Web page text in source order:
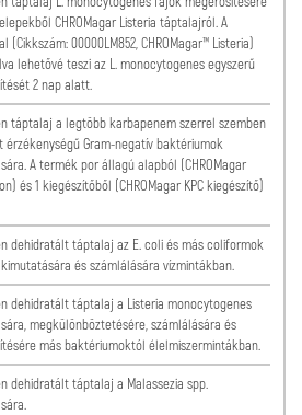
CHROMagar Listeria táptalajról. A
(Cikkszám: 00000LM852, CHROMagar™ Listeria)
lehetővé teszi az L. monocytogenes egyszerű
2 nap alatt.
táptalaj a legtöbb karbapenem szerrel szemben
érzékenységű Gram-negatív baktériumok
A termék por állagú alapból (CHROMagar
és 1 kiegészítőből (CHROMagar KPC kiegészítő)
dehidratált táptalaj az E. coli és más coliformok
és számlálására vízmintákban.
dehidratált táptalaj a Listeria monocytogenes
megkülönböztetésére, számlálására és
más baktériumoktól élelmiszermintákban.
dehidratált táptalaj a Malassezia spp.